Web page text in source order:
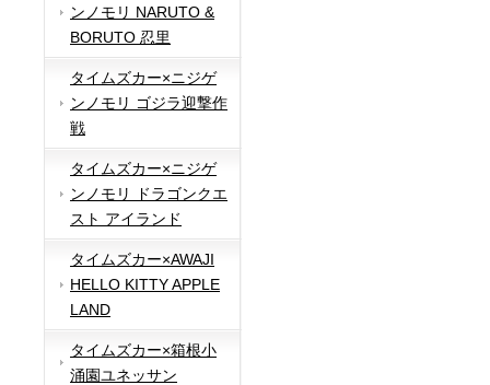
ンノモリ NARUTO &
BORUTO 忍里
タイムズカー×ニジゲ
ンノモリ ゴジラ迎撃作
戦
タイムズカー×ニジゲ
ンノモリ ドラゴンクエ
スト アイランド
タイムズカー×AWAJI
HELLO KITTY APPLE
LAND
タイムズカー×箱根小
涌園ユネッサン